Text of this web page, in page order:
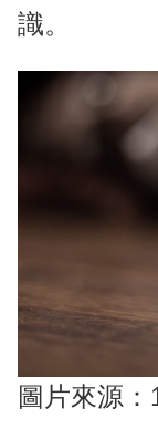
識。
圖片來源：